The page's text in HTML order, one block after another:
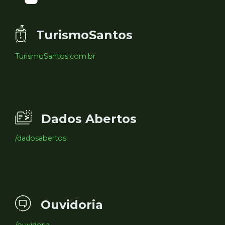
TurismoSantos
TurismoSantos.com.br
Dados Abertos
/dadosabertos
Ouvidoria